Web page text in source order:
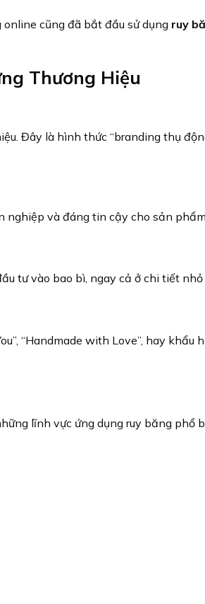
cũng đã bắt đầu sử dụng ruy
Thương Hiệu
Đây là hình thức “branding thụ
nghiệp và đáng tin cậy cho sản phẩm.
tư vào bao bì, ngay cả ở chi tiết nhỏ
“Handmade with Love”, hay khẩu
lĩnh vực ứng dụng ruy băng phổ